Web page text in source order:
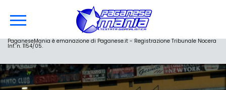
PaganeseMania è emanazione di Paganese.it - Registrazione Tribunale Nocera
Inf. n. 1154/05.